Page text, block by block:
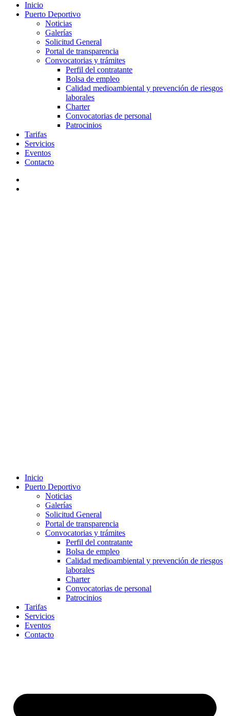
Inicio
Puerto Deportivo
Noticias
Galerías
Solicitud General
Portal de transparencia
Convocatorias y trámites
Perfil del contratante
Bolsa de empleo
Calidad medioambiental y prevención de riesgos
laborales
Charter
Convocatorias de personal
Patrocinios
Tarifas
Servicios
Eventos
Contacto
Inicio
Puerto Deportivo
Noticias
Galerías
Solicitud General
Portal de transparencia
Convocatorias y trámites
Perfil del contratante
Bolsa de empleo
Calidad medioambiental y prevención de riesgos
laborales
Charter
Convocatorias de personal
Patrocinios
Tarifas
Servicios
Eventos
Contacto